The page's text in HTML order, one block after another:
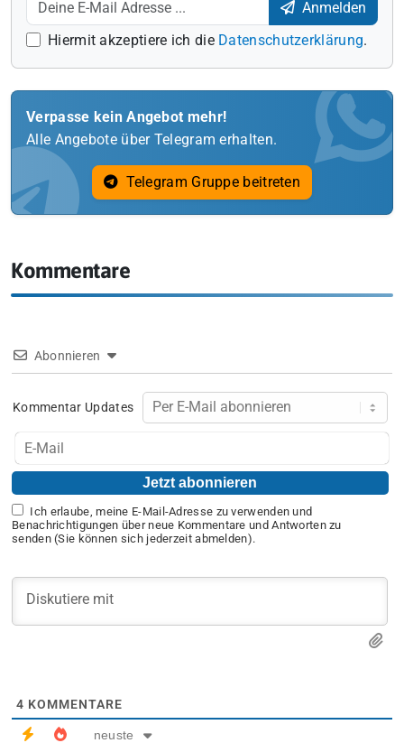
Anmelden
Hiermit akzeptiere ich die Datenschutzerklärung.
Verpasse kein Angebot mehr!
Alle Angebote über Telegram erhalten.
Telegram Gruppe beitreten
Kommentare
Abonnieren
Kommentar Updates
Ich erlaube, meine E-Mail-Adresse zu verwenden und
Benachrichtigungen über neue Kommentare und Antworten zu
senden (Sie können sich jederzeit abmelden).
4 KOMMENTARE
neuste